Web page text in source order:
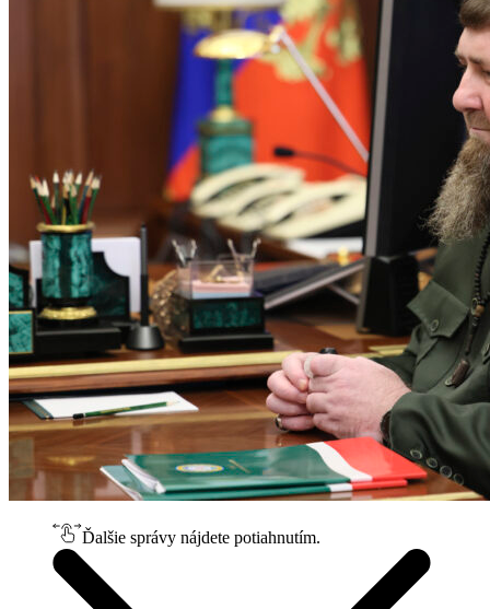
Ďalšie správy nájdete potiahnutím.